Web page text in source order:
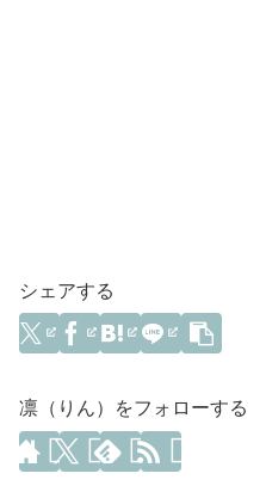
シェアする
凛（りん）をフォローする